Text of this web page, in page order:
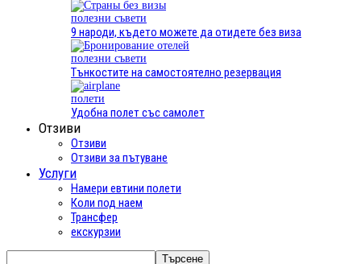
полезни съвети
9 народи, където можете да отидете без виза
полезни съвети
Тънкостите на самостоятелно резервация
полети
Удобна полет със самолет
Отзиви
Отзиви
Отзиви за пътуване
Услуги
Намери евтини полети
Коли под наем
Трансфер
екскурзии